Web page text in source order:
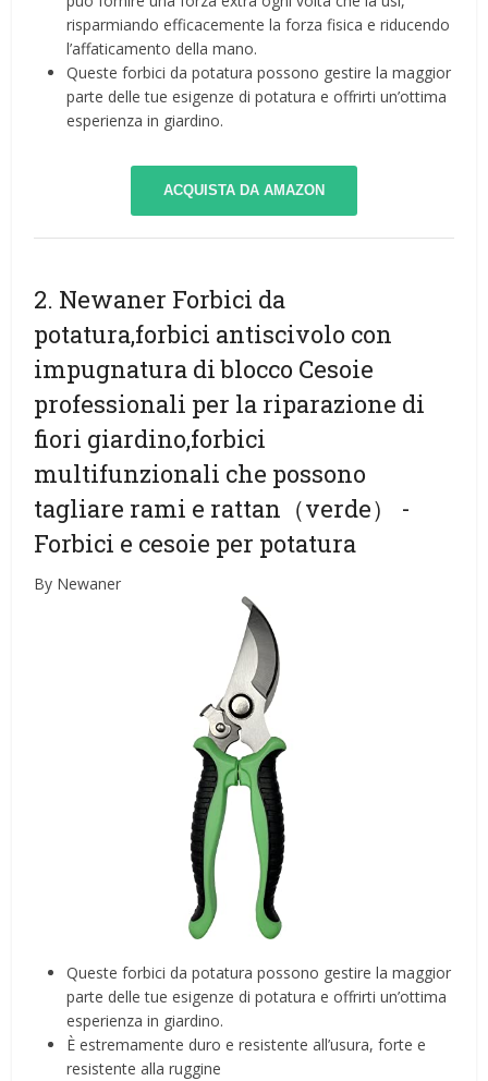
risparmiando efficacemente la forza fisica e riducendo
l’affaticamento della mano.
Queste forbici da potatura possono gestire la maggior
parte delle tue esigenze di potatura e offrirti un’ottima
esperienza in giardino.
ACQUISTA DA AMAZON
2. Newaner Forbici da
potatura,forbici antiscivolo con
impugnatura di blocco Cesoie
professionali per la riparazione di
fiori giardino,forbici
multifunzionali che possono
tagliare rami e rattan（verde） -
Forbici e cesoie per potatura
By Newaner
Queste forbici da potatura possono gestire la maggior
parte delle tue esigenze di potatura e offrirti un’ottima
esperienza in giardino.
È estremamente duro e resistente all’usura, forte e
resistente alla ruggine